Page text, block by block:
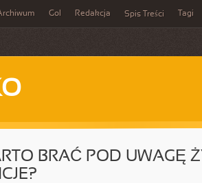
Gol Redakcja Spis Treści Tagi
BRAĆ POD UWAGĘ